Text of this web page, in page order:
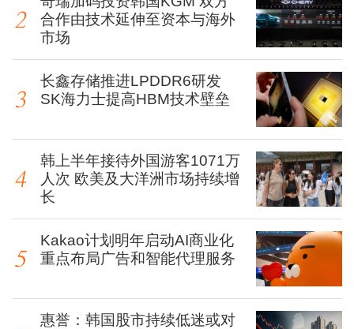
合作由技术延伸至资本与海外
市场
长鑫存储推进LPDDR6研发
SK海力士提高HBM技术壁垒
韩上半年接待外国游客1071万
人次 欧美及大洋洲市场持续增
长
Kakao计划明年启动AI商业化
重点布局广告和智能代理服务
惠誉：韩国股市持续低迷或对